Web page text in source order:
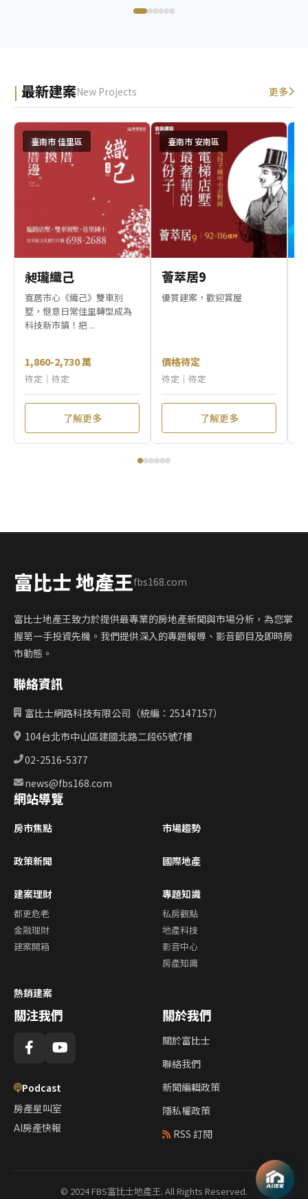
最新建案New Projects 更多
臺南市 佳里區
昶瓏織己
寬居市心《織己》雙車別
墅，愜意日常佳里轉型成為
科技新市鎮！把 ...
1,860-2,730 萬
待定｜待定
了解更多
臺南市 安南區
薈萃居9
優質建案，歡迎賞屋
價格待定
待定｜待定
了解更多
富比士 地產王fbs168.com
富比士地產王致力於提供最專業的房地產新聞與市場分析，為您掌
握第一手投資先機。我們提供深入的專題報導、影音節目及即時房
市動態。
聯絡資訊
富比士網路科技有限公司（統編：25147157）
104台北市中山區建國北路二段65號7樓
02-2516-5377
news@fbs168.com
網站導覽
房市焦點 市場趨勢
政策新聞 國際地產
建案理財
都更危老
金融理財
建案開箱
專題知識
私房觀點
地產科技
影音中心
房產知識
熱銷建案
關注我們
Podcast
房產星叫室
AI房產快報
關於我們
關於富比士
聯絡我們
新聞編輯政策
隱私權政策
RSS 訂閱
© 2024 FBS富比士地產王. All Rights Reserved.